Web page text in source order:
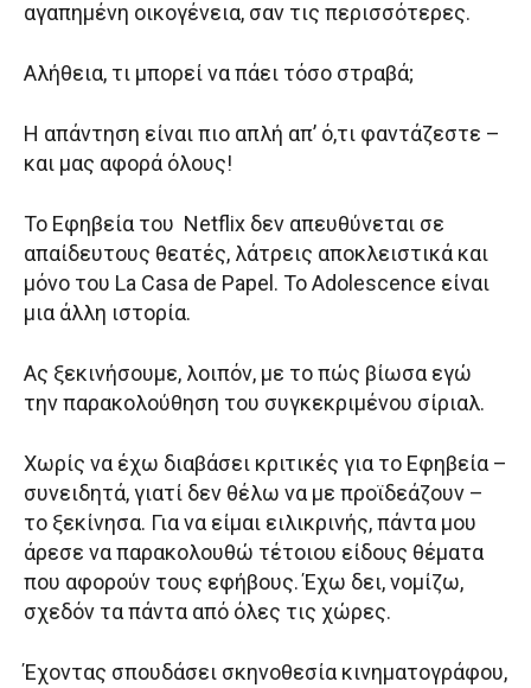
αγαπημένη οικογένεια, σαν τις περισσότερες.
Αλήθεια, τι μπορεί να πάει τόσο στραβά;
Η απάντηση είναι πιο απλή απ’ ό,τι φαντάζεστε –
και μας αφορά όλους!
Το Εφηβεία του Netflix δεν απευθύνεται σε
απαίδευτους θεατές, λάτρεις αποκλειστικά και
μόνο του La Casa de Papel. Το Adolescence είναι
μια άλλη ιστορία.
Ας ξεκινήσουμε, λοιπόν, με το πώς βίωσα εγώ
την παρακολούθηση του συγκεκριμένου σίριαλ.
Χωρίς να έχω διαβάσει κριτικές για το Εφηβεία –
συνειδητά, γιατί δεν θέλω να με προϊδεάζουν –
το ξεκίνησα. Για να είμαι ειλικρινής, πάντα μου
άρεσε να παρακολουθώ τέτοιου είδους θέματα
που αφορούν τους εφήβους. Έχω δει, νομίζω,
σχεδόν τα πάντα από όλες τις χώρες.
Έχοντας σπουδάσει σκηνοθεσία κινηματογράφου,